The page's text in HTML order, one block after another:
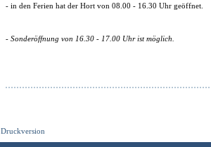
- in den Ferien hat der Hort von 08.00 - 16.30 Uhr geöffnet.
- Sonderöffnung von 16.30 - 17.00 Uhr ist möglich.
Druckversion